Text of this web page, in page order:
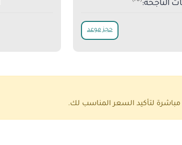
الناجحة:
حجز موعد
لتأكيد السعر المناسب لك.